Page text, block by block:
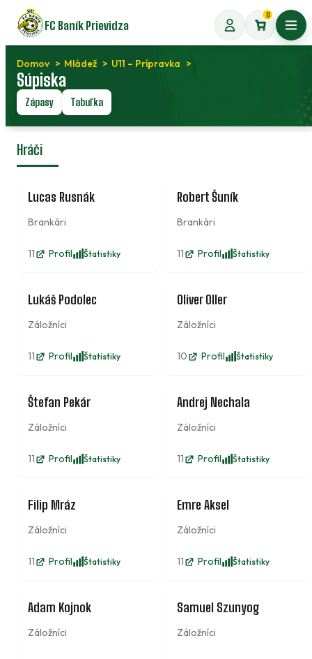
Preskočiť
na
obsah
FC Baník Prievidza
0
Domov Mládež U11 – Prípravka
Súpiska
Zápasy Tabuľka
Hráči
Lucas Rusnák
Brankári
11 Profil Štatistiky
Robert Šuník
Brankári
11 Profil Štatistiky
Lukáš Podolec
Záložníci
11 Profil Štatistiky
Oliver Oller
Záložníci
10 Profil Štatistiky
Štefan Pekár
Záložníci
11 Profil Štatistiky
Andrej Nechala
Záložníci
11 Profil Štatistiky
Filip Mráz
Záložníci
11 Profil Štatistiky
Emre Aksel
Záložníci
11 Profil Štatistiky
Adam Kojnok
Záložníci
Samuel Szunyog
Záložníci